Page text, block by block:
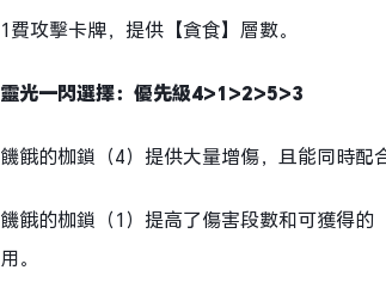
1費攻擊卡牌，提供【貪食】層數。
靈光一閃選擇：優先級4>1>2>5>3
饑餓的枷鎖（4）提供大量增傷，且能同時配
饑餓的枷鎖（1）提高了傷害段數和可獲得
用。